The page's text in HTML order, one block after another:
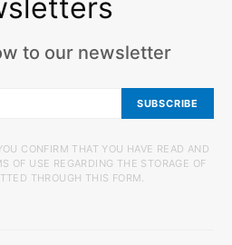
to our newsletter
SUBSCRIBE
CONFIRM THAT YOU HAVE READ AND
OF USE REGARDING THE STORAGE OF
THROUGH THIS FORM.